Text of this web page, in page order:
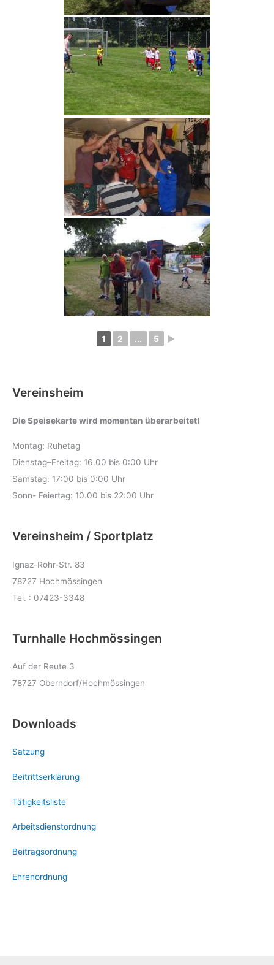
1 2 ... 5 ►
Vereinsheim
Die Speisekarte wird momentan überarbeitet!
Montag: Ruhetag
Dienstag–Freitag: 16.00 bis 0:00 Uhr
Samstag: 17:00 bis 0:00 Uhr
Sonn- Feiertag: 10.00 bis 22:00 Uhr
Vereinsheim / Sportplatz
Ignaz-Rohr-Str. 83
78727 Hochmössingen
Tel. : 07423-3348
Turnhalle Hochmössingen
Auf der Reute 3
78727 Oberndorf/Hochmössingen
Downloads
Satzung
Beitrittserklärung
Tätigkeitsliste
Arbeitsdienstordnung
Beitragsordnung
Ehrenordnung